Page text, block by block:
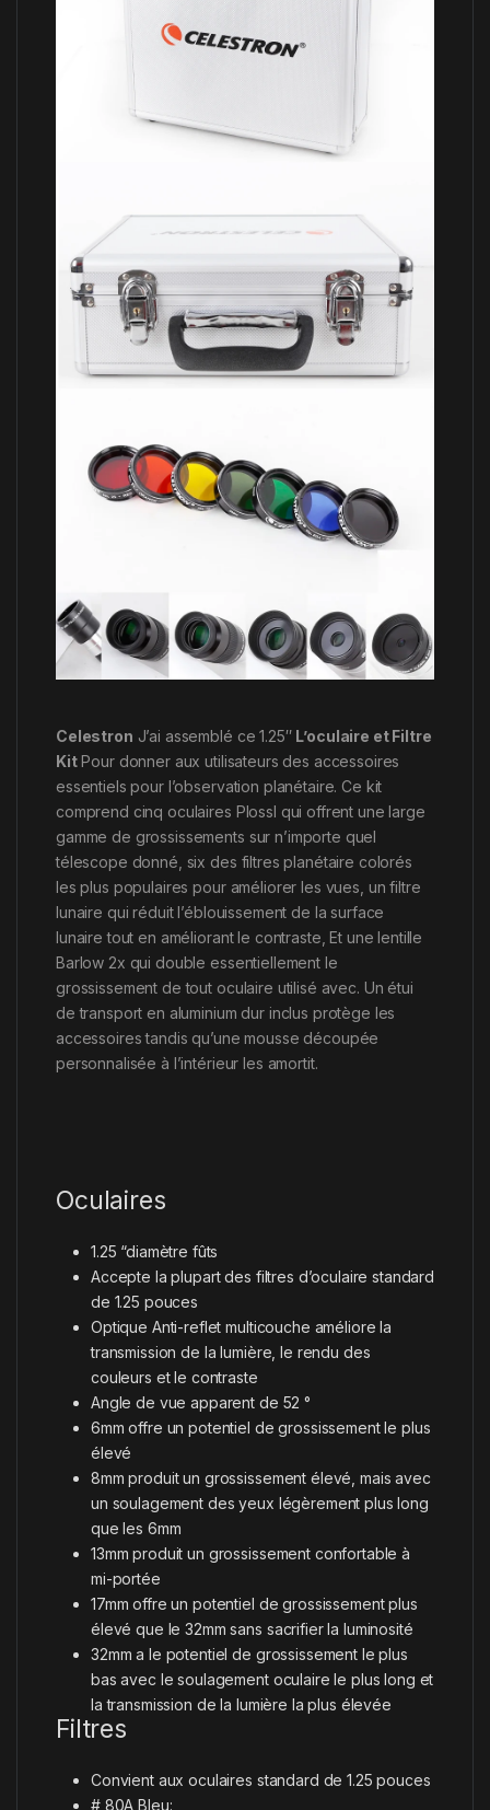
Celestron J’ai assemblé ce 1.25″ L’oculaire et Filtre
KitPour donner aux utilisateurs des accessoires
essentiels pour l’observation planétaire. Ce kit
comprend cinq oculaires Plossl qui offrent une large
gamme de grossissements sur n’importe quel
télescope donné, six des filtres planétaire colorés
les plus populaires pour améliorer les vues, un filtre
lunaire qui réduit l’éblouissement de la surface
lunaire tout en améliorant le contraste, Et une lentille
Barlow 2x qui double essentiellement le
grossissement de tout oculaire utilisé avec. Un étui
de transport en aluminium dur inclus protège les
accessoires tandis qu’une mousse découpée
personnalisée à l’intérieur les amortit.
Oculaires
1.25 “diamètre fûts
Accepte la plupart des filtres d’oculaire standard
de 1.25 pouces
Optique Anti-reflet multicouche améliore la
transmission de la lumière, le rendu des
couleurs et le contraste
Angle de vue apparent de 52 °
6mm offre un potentiel de grossissement le plus
élevé
8mm produit un grossissement élevé, mais avec
un soulagement des yeux légèrement plus long
que les 6mm
13mm produit un grossissement confortable à
mi-portée
17mm offre un potentiel de grossissement plus
élevé que le 32mm sans sacrifier la luminosité
32mm a le potentiel de grossissement le plus
bas avec le soulagement oculaire le plus long et
la transmission de la lumière la plus élevée
Filtres
Convient aux oculaires standard de 1.25 pouces
# 80A Bleu: